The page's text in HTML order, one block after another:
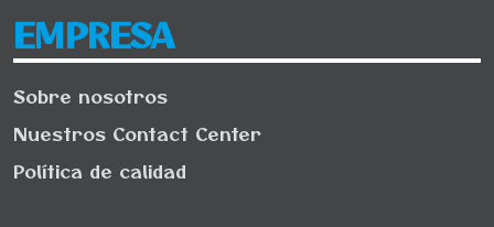
EMPRESA
Sobre nosotros
Nuestros Contact Center
Política de calidad